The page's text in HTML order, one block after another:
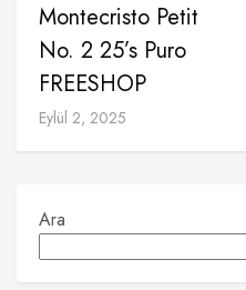
Montecristo Petit
No. 2 25’s Puro
FREESHOP
Eylül 2, 2025
Ara